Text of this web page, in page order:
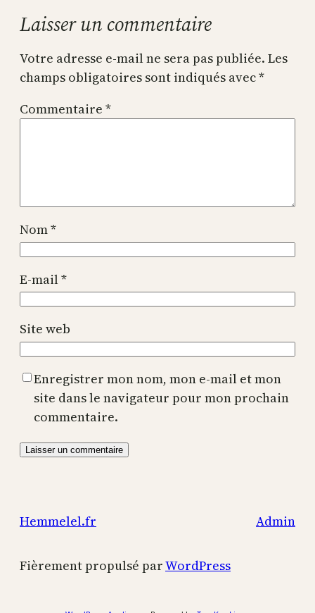
Laisser un commentaire
Votre adresse e-mail ne sera pas publiée. Les
champs obligatoires sont indiqués avec*
Commentaire *
Nom*
E-mail*
Site web
Enregistrer mon nom, mon e-mail et mon
site dans le navigateur pour mon prochain
commentaire.
Hemmelel.fr Admin
Fièrement propulsé parWordPress